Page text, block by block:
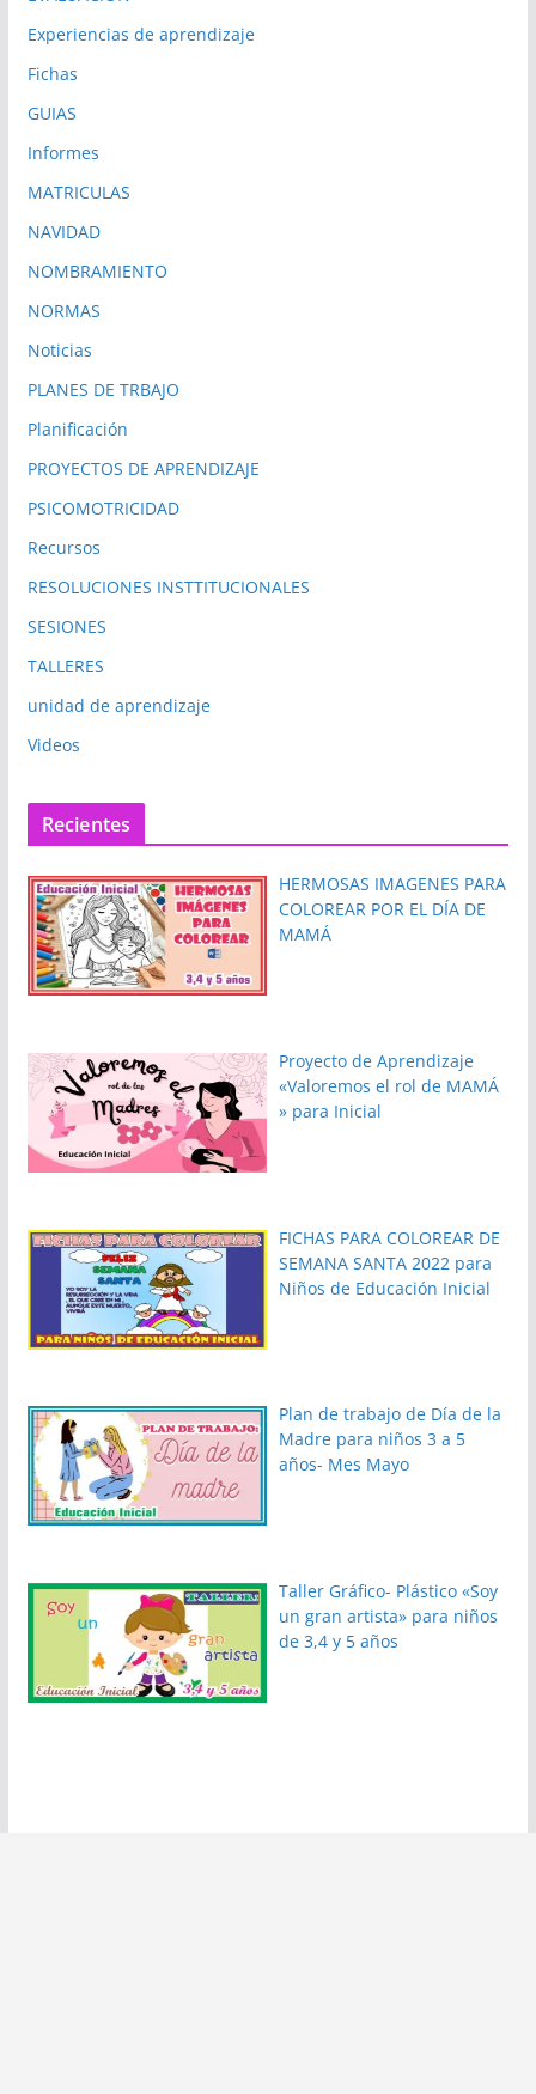
Experiencias de aprendizaje
Fichas
GUIAS
Informes
MATRICULAS
NAVIDAD
NOMBRAMIENTO
NORMAS
Noticias
PLANES DE TRBAJO
Planificación
PROYECTOS DE APRENDIZAJE
PSICOMOTRICIDAD
Recursos
RESOLUCIONES INSTTITUCIONALES
SESIONES
TALLERES
unidad de aprendizaje
Videos
Recientes
HERMOSAS IMAGENES PARA
COLOREAR POR EL DÍA DE
MAMÁ
Proyecto de Aprendizaje
«Valoremos el rol de MAMÁ
» para Inicial
FICHAS PARA COLOREAR DE
SEMANA SANTA 2022 para
Niños de Educación Inicial
Plan de trabajo de Día de la
Madre para niños 3 a 5
años- Mes Mayo
Taller Gráfico- Plástico «Soy
un gran artista» para niños
de 3,4 y 5 años